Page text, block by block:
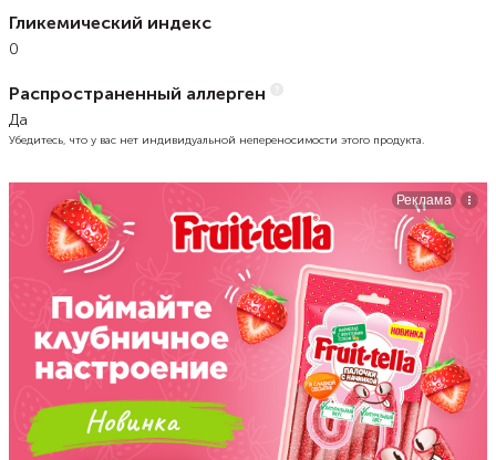
Гликемический индекс
0
Распространенный аллерген
Да
Убедитесь, что у вас нет индивидуальной непереносимости этого продукта.